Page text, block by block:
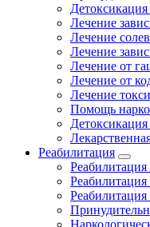
Детоксикация
Лечение
Лечение
Лечение
Лечение от
Лечение от
Лечение
Помощь
Реабилитация